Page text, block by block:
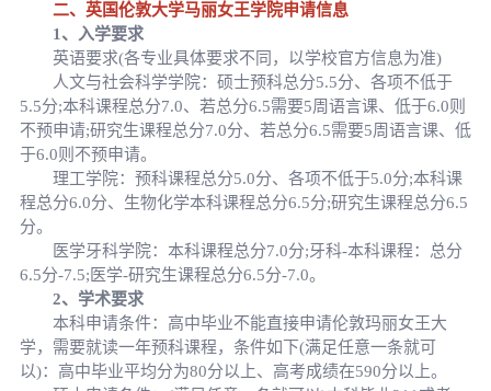
二、英国伦敦大学马丽女王学院申请信息
1、入学要求
英语要求(各专业具体要求不同，以学校官方信息为准)
人文与社会科学学院：硕士预科总分5.5分、各项不低于
5.5分;本科课程总分7.0、若总分6.5需要5周语言课、低于6.0则
不预申请;研究生课程总分7.0分、若总分6.5需要5周语言课、低
于6.0则不预申请。
理工学院：预科课程总分5.0分、各项不低于5.0分;本科课
程总分6.0分、生物化学本科课程总分6.5分;研究生课程总分6.5
分。
医学牙科学院：本科课程总分7.0分;牙科-本科课程：总分
6.5分-7.5;医学-研究生课程总分6.5分-7.0。
2、学术要求
本科申请条件：高中毕业不能直接申请伦敦玛丽女王大
学，需要就读一年预科课程，条件如下(满足任意一条就可
以)：高中毕业平均分为80分以上、高考成绩在590分以上。